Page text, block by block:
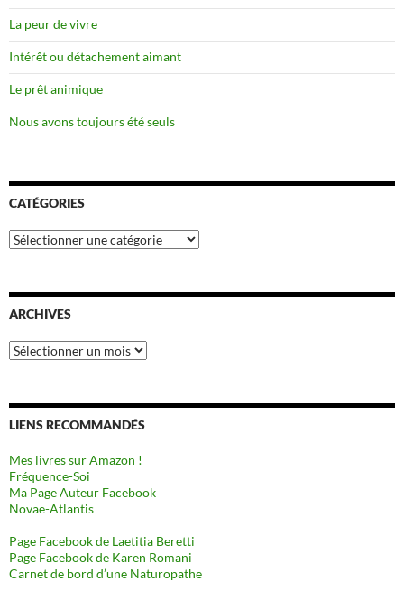
La peur de vivre
Intérêt ou détachement aimant
Le prêt animique
Nous avons toujours été seuls
CATÉGORIES
Catégories
ARCHIVES
Archives
LIENS RECOMMANDÉS
Mes livres sur Amazon !
Fréquence-Soi
Ma Page Auteur Facebook
Novae-Atlantis
Page Facebook de Laetitia Beretti
Page Facebook de Karen Romani
Carnet de bord d’une Naturopathe